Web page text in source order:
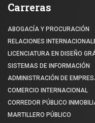
Carreras
ABOGACÍA Y PROCURACIÓN
RELACIONES
LICENCIATURA EN DISEÑO
SISTEMAS DE INFORMACIÓN
ADMINISTRACIÓN DE
COMERCIO INTERNACIONAL
CORREDOR PÚBLICO
MARTILLERO PÚBLICO